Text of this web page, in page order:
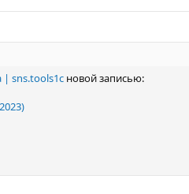
| sns.tools1c новой записью: